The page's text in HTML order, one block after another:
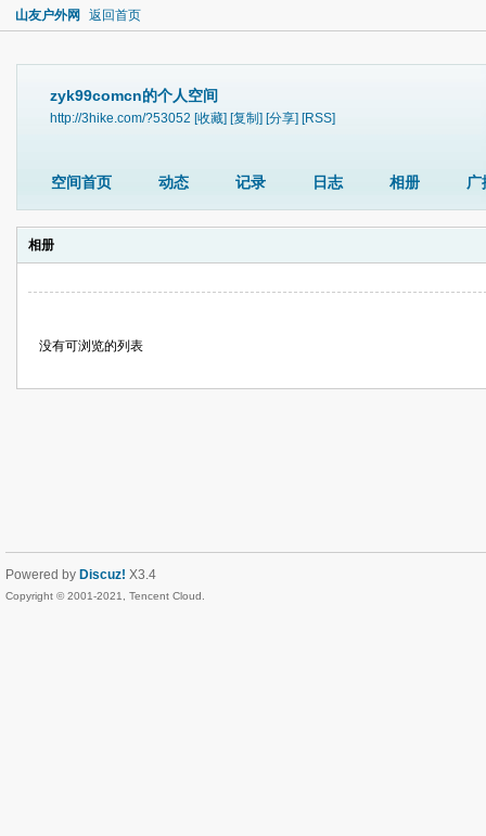
山友户外网 返回首页
zyk99comcn的个人空间
http://3hike.com/?53052 [收藏] [复制] [分享] [RSS]
空间首页 动态 记录 日志 相册 广
相册
没有可浏览的列表
Powered by Discuz! X3.4
Copyright © 2001-2021, Tencent Cloud.